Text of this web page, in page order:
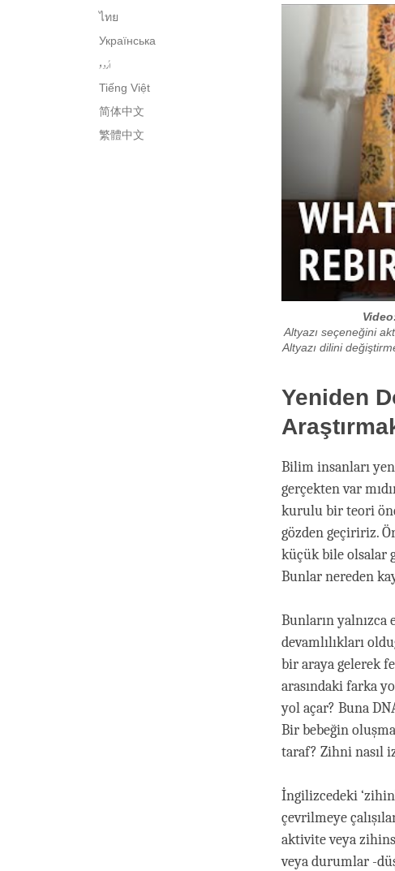
ไทย
Українська
اُردو
Tiếng Việt
简体中文
繁體中文
Altyazı seçeneğini
Altyazı dilini
Yeniden
Bilim insanları
gerçekten var
kurulu bir teori
gözden geçiririz.
küçük bile olsalar
Bunlar nereden
Bunların yalnızca
devamlılıkları
bir araya gelerek
arasındaki farka
yol açar? Buna
Bir bebeğin
taraf? Zihni nasıl
İngilizcedeki
çevrilmeye
aktivite veya
veya durumlar -